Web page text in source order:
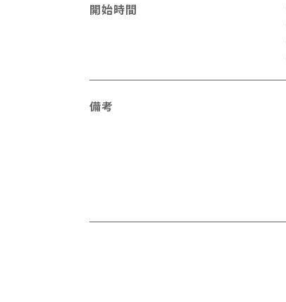
開始時間
備考